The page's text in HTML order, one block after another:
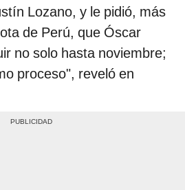
Lozano, y le pidió, más
de Perú, que Óscar
no solo hasta noviembre;
proceso", reveló en